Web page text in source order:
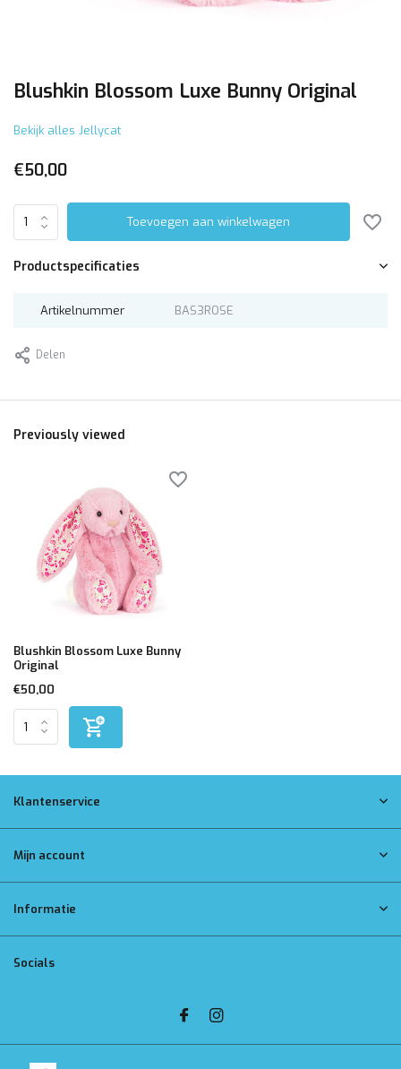
Blushkin Blossom Luxe Bunny Original
Bekijk alles Jellycat
€50,00
Toevoegen aan winkelwagen
Productspecificaties
Artikelnummer BAS3ROSE
Delen
Previously viewed
Blushkin Blossom Luxe Bunny
Original
€50,00
Klantenservice
Mijn account
Informatie
Socials